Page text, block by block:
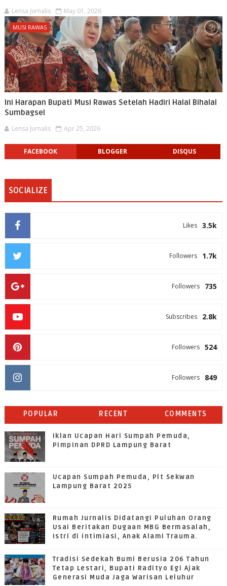
Lensa Jurnalis May 01, 2026
MUSI RAWAS
Ini Harapan Bupati Musi Rawas Setelah Hadiri Halal Bihalal
Sumbagsel
Lensa Jurnalis Apr 25, 2026
FACEBOOK BLOGGER DISQUS
SOCIALIZE
3.5k
Likes
1.7k
Followers
735
Followers
2.8k
Subscribes
524
Followers
849
Followers
POPULAR RECENT COMMENTS
Iklan Ucapan Hari Sumpah Pemuda,
Pimpinan DPRD Lampung Barat
Ucapan Sumpah Pemuda, Plt Sekwan
Lampung Barat 2025
Rumah Jurnalis Didatangi Puluhan Orang
Usai Beritakan Dugaan MBG Bermasalah,
Istri di intimiasi, Anak Alami Trauma.
Tradisi Sedekah Bumi Berusia 206 Tahun
Tetap Lestari, Bupati Radityo Egi Ajak
Generasi Muda Jaga Warisan Leluhur